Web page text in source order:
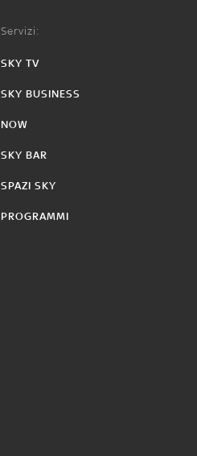
Servizi:
SKY TV
SKY BUSINESS
NOW
SKY BAR
SPAZI SKY
PROGRAMMI